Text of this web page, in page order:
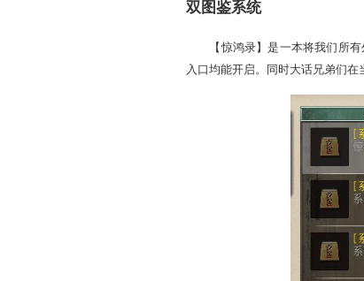
双图鉴系统
【惊鸿录】是一本将
入口均能开启。同时